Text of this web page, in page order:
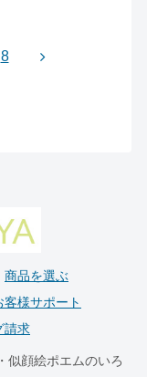
8
商品を選ぶ
客様サポート
請求
似顔絵ポエムのいろ